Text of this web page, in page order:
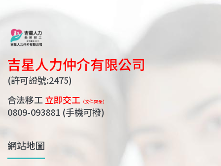
吉星人力仲介有限公司
(許可證號:2475)
合法移工立即交工 （文件齊全）
0809-093881 (手機可撥)
網站地圖